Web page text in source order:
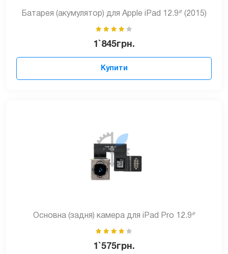
Батарея (акумулятор) для Apple iPad 12.9ᐥ (2015)
1`845грн.
Купити
Основна (задня) камера для iPad Pro 12.9ᐥ
1`575грн.